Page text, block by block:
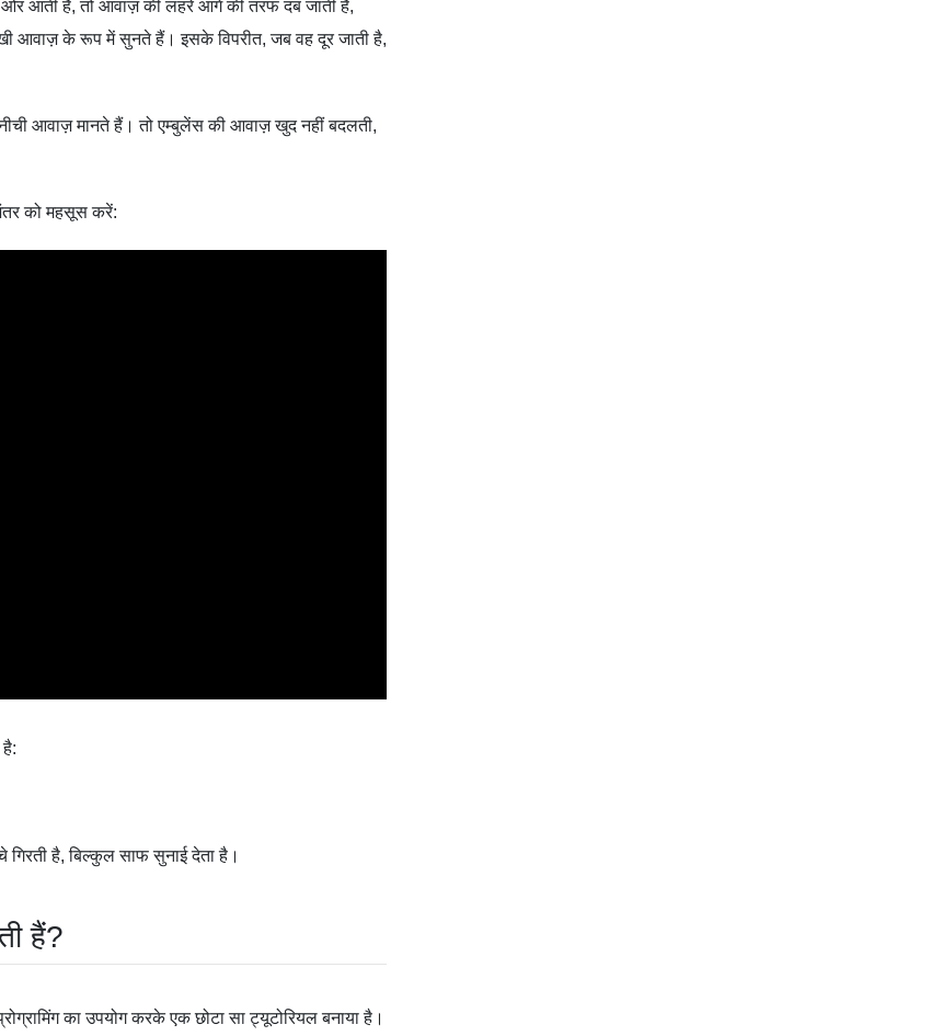
आती है, तो आवाज़ की लहरें आगे की तरफ दब जाती हैं,
आवाज़ के रूप में सुनते हैं। इसके विपरीत, जब वह दूर जाती है,
आवाज़ मानते हैं। तो एम्बुलेंस की आवाज़ खुद नहीं बदलती,
को महसूस करें:
है, बिल्कुल साफ सुनाई देता है।
हैं?
का उपयोग करके एक छोटा सा ट्यूटोरियल बनाया है।